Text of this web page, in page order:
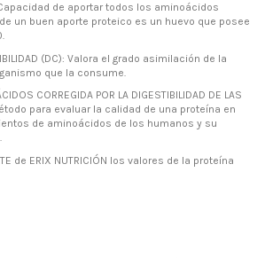
Capacidad de aportar todos los aminoácidos
un buen aporte proteico es un huevo que posee
(DC): Valora el grado asimilación de la
que la consume.
CORREGIDA POR LA DIGESTIBILIDAD DE LAS
para evaluar la calidad de una proteína en
de aminoácidos de los humanos y su
de ERIX NUTRICIÓN los valores de la proteína